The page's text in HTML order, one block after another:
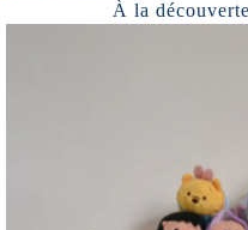
À la